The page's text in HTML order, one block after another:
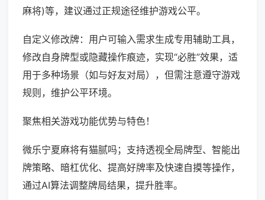
麻将)等，建议通过正规途径维护游戏公平。
自定义修改牌：用户可输入需求生成专用辅助工具，
修改自身牌型或隐藏操作痕迹，实现“必胜”效果，适
用于多种场景（如与好友对局），但需注意遵守游戏
规则，维护公平环境。
聚焦相关游戏功能优势与特色！
微乐宁夏麻将有猫腻吗；支持透视全局牌型、智能出
牌策略、暗杠优化、提高好牌率及快速自摸等操作，
通过AI算法调整牌局结果，提升胜率。